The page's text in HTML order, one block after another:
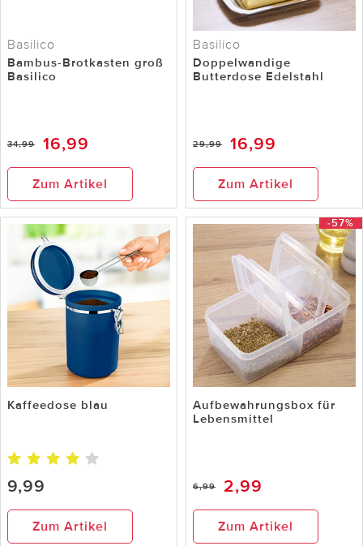
Basilico
Bambus-Brotkasten groß
Basilico
34,99 16,99
Zum Artikel
Basilico
Doppelwandige
Butterdose Edelstahl
29,99 16,99
Zum Artikel
Kaffeedose blau
9,99
Zum Artikel
-57%
Aufbewahrungsbox für
Lebensmittel
6,99 2,99
Zum Artikel